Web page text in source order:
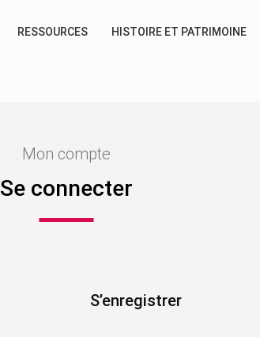
RESSOURCES HISTOIRE ET PATRIMOINE
Mon compte
Se connecter
S’enregistrer